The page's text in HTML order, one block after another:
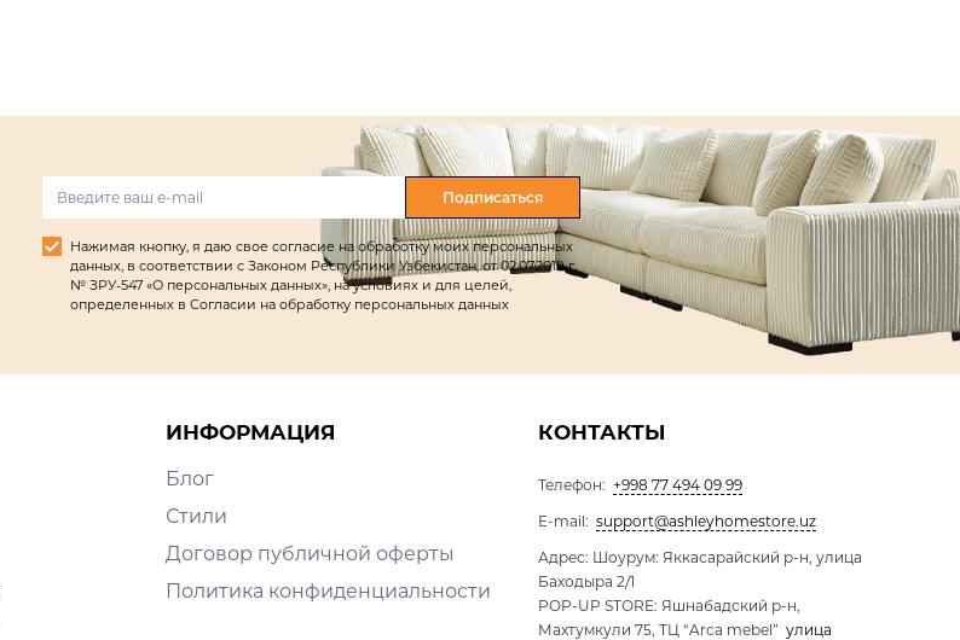
Подписаться
Нажимая кнопку, я даю свое согласие на обработку моих персональных
данных, в соответствии с Законом Республики Узбекистан, от 02.07.2019 г.
№ ЗРУ-547 «О персональных данных», на условиях и для целей,
определенных в Согласии на обработку персональных данных
ИНФОРМАЦИЯ
Блог
Стили
Договор публичной оферты
Политика конфиденциальности
КОНТАКТЫ
Телефон: +998 77 494 09 99
E-mail: support@ashleyhomestore.uz
Адрес: Шоурум: Яккасарайский р-н, улица
Баходыра 2/1
POP-UP STORE: Яшнабадский р-н,
Махтумкули 75, ТЦ “Arca mebel” улица